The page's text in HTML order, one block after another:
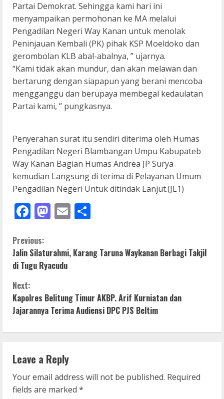
Partai Demokrat. Sehingga kami hari ini
menyampaikan permohonan ke MA melalui
Pengadilan Negeri Way Kanan untuk menolak
Peninjauan Kembali (PK) pihak KSP Moeldoko dan
gerombolan KLB abal-abalnya, ” ujarnya.
“Kami tidak akan mundur, dan akan melawan dan
bertarung dengan siapapun yang berani mencoba
mengganggu dan berupaya membegal kedaulatan
Partai kami, ” pungkasnya.
Penyerahan surat itu sendiri diterima oleh Humas
Pengadilan Negeri Blambangan Umpu Kabupateb
Way Kanan Bagian Humas Andrea JP Surya
kemudian Langsung di terima di Pelayanan Umum
Pengadilan Negeri Untuk ditindak Lanjut.(JL1)
Facebook
Mastodon
Email
C
o
n
t
i
n
u
e
Previous:
Jalin Silaturahmi, Karang Taruna Waykanan Berbagi Takjil
di Tugu Ryacudu
Next:
Kapolres Belitung Timur AKBP. Arif Kurniatan dan
Jajarannya Terima Audiensi DPC PJS Beltim
Leave a Reply
Your email address will not be published. Required
fields are marked *